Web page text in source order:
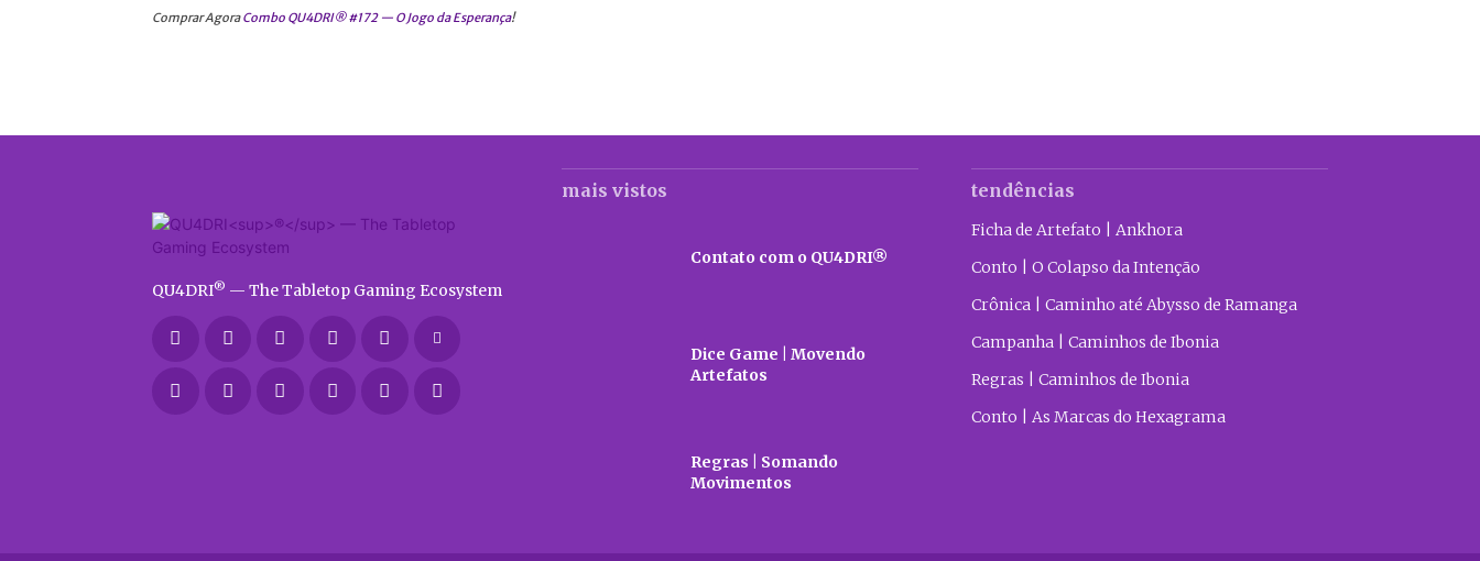
Comprar AgoraCombo QU4DRI® #172 — O Jogo da Esperança!
QU4DRI® — The Tabletop Gaming Ecosystem
mais vistos
Contato com o QU4DRI®
Dice Game | Movendo
Artefatos
Regras | Somando
Movimentos
tendências
Ficha de Artefato | Ankhora
Conto | O Colapso da Intenção
Crônica | Caminho até Abysso de Ramanga
Campanha | Caminhos de Ibonia
Regras | Caminhos de Ibonia
Conto | As Marcas do Hexagrama